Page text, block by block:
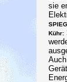
sie
Kühr: